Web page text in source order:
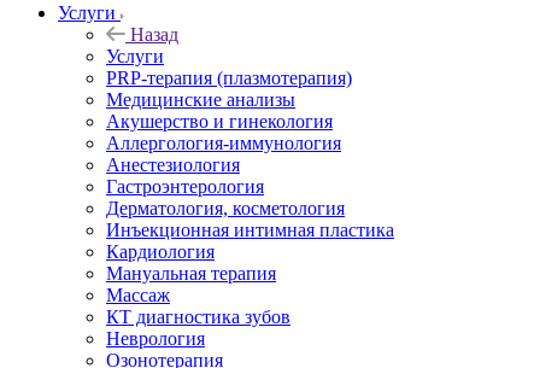
Услуги
Назад
Услуги
PRP-терапия (плазмотерапия)
Медицинские анализы
Акушерство и гинекология
Аллергология-иммунология
Анестезиология
Гастроэнтерология
Дерматология, косметология
Инъекционная интимная пластика
Кардиология
Мануальная терапия
Массаж
КТ диагностика зубов
Неврология
Озонотерапия